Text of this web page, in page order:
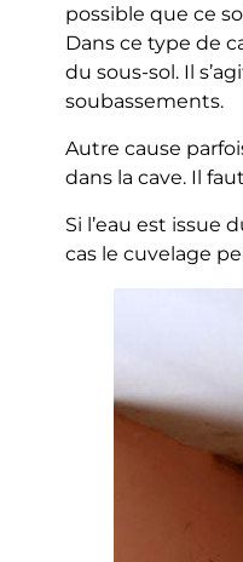
possible que ce
Dans ce type de
du sous-sol. Il
soubassements.
Autre cause
dans la cave. Il
Si l’eau est issue
cas le cuvelage